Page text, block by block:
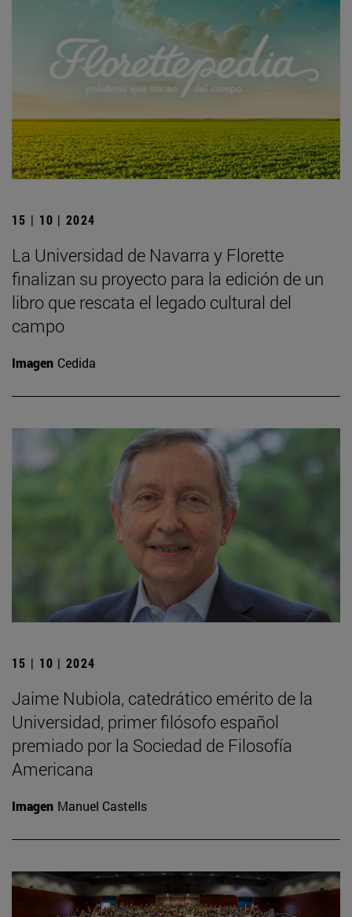
15 | 10 | 2024
La Universidad de Navarra y Florette
finalizan su proyecto para la edición de un
libro que rescata el legado cultural del
campo
Imagen Cedida
15 | 10 | 2024
Jaime Nubiola, catedrático emérito de la
Universidad, primer filósofo español
premiado por la Sociedad de Filosofía
Americana
Imagen Manuel Castells